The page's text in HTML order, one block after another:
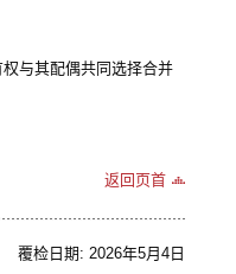
与其配偶共同选择合并
返回页首
覆检日期: 2026年5月4日